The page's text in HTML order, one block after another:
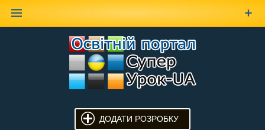
ДОДАТИ РОЗРОБКУ